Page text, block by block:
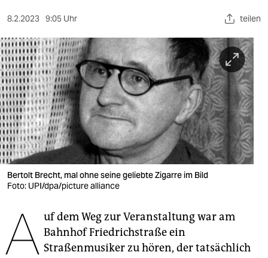
wahrheit
verlag
verlag
veranstaltungen
shop
fragen & hilfe
unterstützen
abo
genossenschaft
epaper login
8.2.2023 9:05 Uhr teilen
Bertolt Brecht, mal ohne seine geliebte Zigarre im Bild
Foto: UPI/dpa/picture alliance
A uf dem Weg zur Veranstaltung war am
Bahnhof Friedrichstraße ein
Straßenmusiker zu hören, der tatsächlich